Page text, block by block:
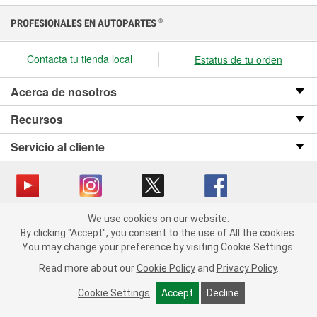
We use cookies on our website. By clicking "Accept", you consent
to the use of All the cookies.
You may change your preference by visiting Cookie Settings.
Read more about our Cookie Policy and Privacy Policy.
Cookie Settings Accept Decline
PROFESIONALES EN AUTOPARTES ®
Contacta tu tienda local Estatus de tu orden
Acerca de nosotros
Recursos
Servicio al cliente
Copyright © 2008-2026 O’Reilly Auto Parts v OST_3.2.0.0.729 (3) cv1361
catalog_main
Política de privacidad
Ley de transparencia en las cadenas de suministro
de California
We use cookies on our website.
By clicking "Accept", you consent to the use of All the cookies.
You may change your preference by visiting Cookie Settings.
Read more about our Cookie Policy and Privacy Policy.
Cookie Settings Accept Decline